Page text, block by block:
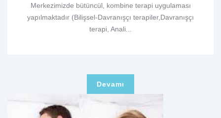
Merkezimizde bütüncül, kombine terapi uygulaması
yapılmaktadır (Bilişsel-Davranışçı terapiler,Davranışçı
terapi, Anali...
Devamı